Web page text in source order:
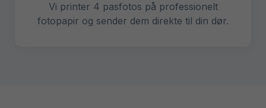
Vi printer 4 pasfotos på professionelt
fotopapir og sender dem direkte til din dør.